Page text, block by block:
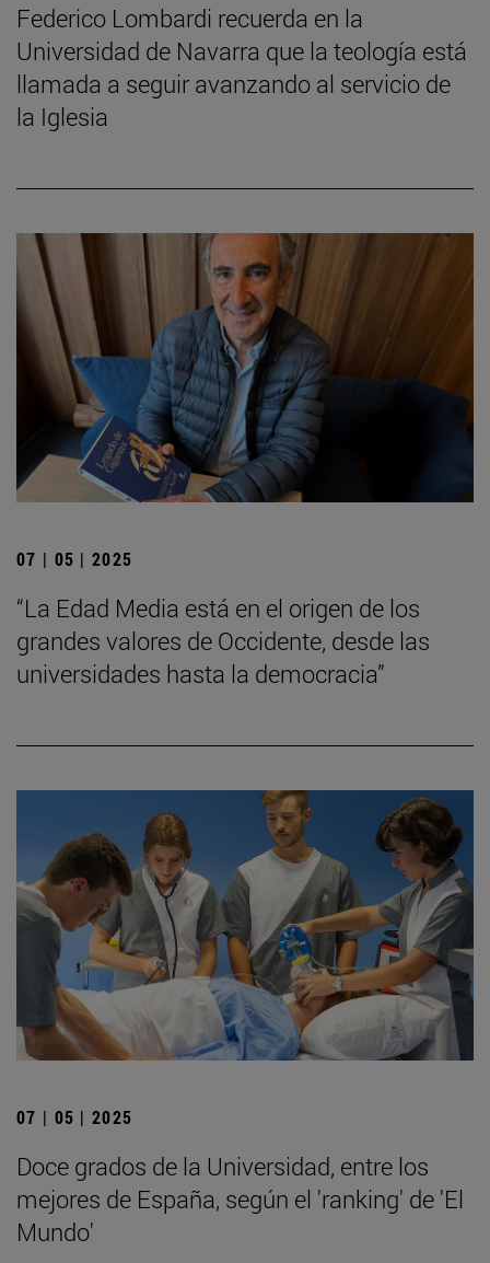
Federico Lombardi recuerda en la
Universidad de Navarra que la teología está
llamada a seguir avanzando al servicio de
la Iglesia
07 | 05 | 2025
“La Edad Media está en el origen de los
grandes valores de Occidente, desde las
universidades hasta la democracia”
07 | 05 | 2025
Doce grados de la Universidad, entre los
mejores de España, según el 'ranking' de 'El
Mundo'